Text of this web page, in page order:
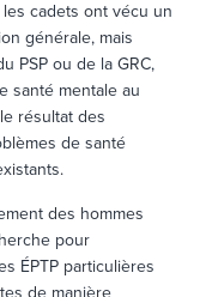
les cadets ont vécu un
générale, mais
PSP ou de la GRC,
santé mentale au
résultat des
de santé
des hommes
pour
ÉPTP particulières